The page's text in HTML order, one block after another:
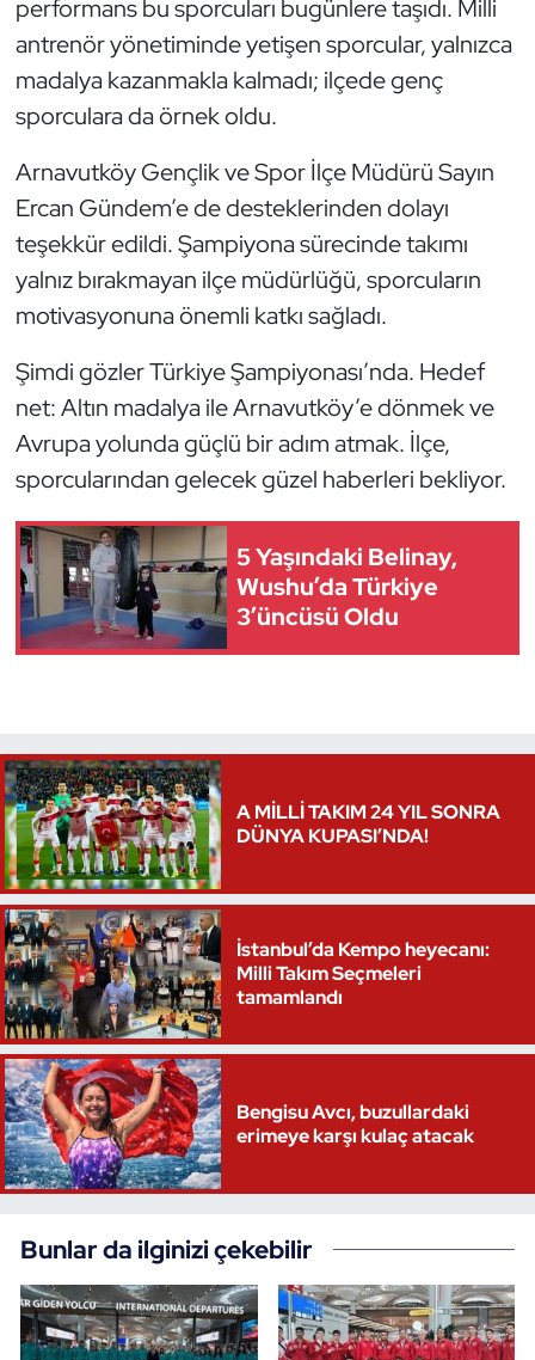
performans bu sporcuları bugünlere taşıdı. Milli
antrenör yönetiminde yetişen sporcular, yalnızca
madalya kazanmakla kalmadı; ilçede genç
sporculara da örnek oldu.
Arnavutköy Gençlik ve Spor İlçe Müdürü Sayın
Ercan Gündem’e de desteklerinden dolayı
teşekkür edildi. Şampiyona sürecinde takımı
yalnız bırakmayan ilçe müdürlüğü, sporcuların
motivasyonuna önemli katkı sağladı.
Şimdi gözler Türkiye Şampiyonası’nda. Hedef
net: Altın madalya ile Arnavutköy’e dönmek ve
Avrupa yolunda güçlü bir adım atmak. İlçe,
sporcularından gelecek güzel haberleri bekliyor.
5 Yaşındaki Belinay,
Wushu’da Türkiye
3’üncüsü Oldu
A MİLLİ TAKIM 24 YIL SONRA
DÜNYA KUPASI’NDA!
İstanbul’da Kempo heyecanı:
Milli Takım Seçmeleri
tamamlandı
Bengisu Avcı, buzullardaki
erimeye karşı kulaç atacak
Bunlar da ilginizi çekebilir